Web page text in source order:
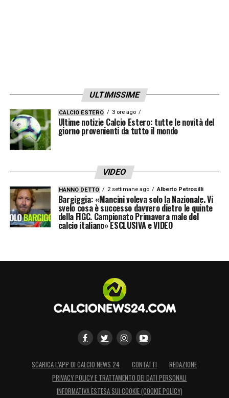
ULTIMISSIME
CALCIO ESTERO 3 ore ago
Ultime notizie Calcio Estero: tutte le novità del
giorno provenienti da tutto il mondo
VIDEO
HANNO DETTO 2 settimane ago Alberto Petrosilli
Bargiggia: «Mancini voleva solo la Nazionale. Vi
svelo cosa è successo davvero dietro le quinte
della FIGC. Campionato Primavera male del
calcio italiano» ESCLUSIVA e VIDEO
SCARICA L’APP DI CALCIO NEWS 24 CONTATTI
REDAZIONE
PRIVACY POLICY E TRATTAMENTO DEI DATI PERSONALI
INFORMATIVA ESTESA SUI COOKIE (COOKIE POLICY)